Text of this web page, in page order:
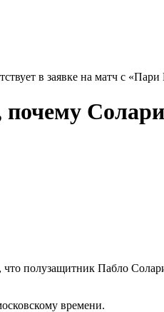
в заявке на матч с
полузащитник Пабло
времени.